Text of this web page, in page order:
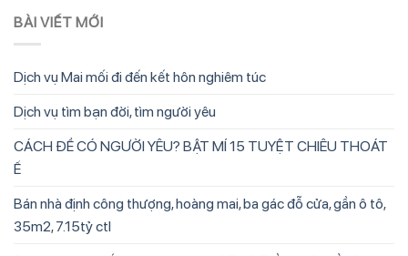
BÀI VIẾT MỚI
Dịch vụ Mai mối đi đến kết hôn nghiêm túc
Dịch vụ tìm bạn đời, tìm người yêu
CÁCH ĐỂ CÓ NGƯỜI YÊU? BẬT MÍ 15 TUYỆT CHIÊU THOÁT
Ế
Bán nhà định công thượng, hoàng mai, ba gác đỗ cửa, gần ô tô,
35m2, 7.15tỷ ctl